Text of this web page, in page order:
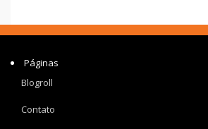
Páginas
Blogroll
Contato